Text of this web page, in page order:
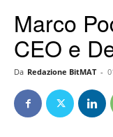
Marco
CEO e
Da Redazione BitMAT -